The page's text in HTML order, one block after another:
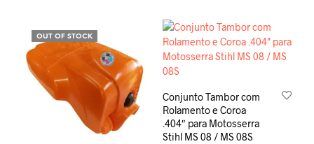
OUT OF STOCK
Conjunto Tambor com
Rolamento e Coroa
.404″ para Motosserra
Stihl MS 08 / MS 08S